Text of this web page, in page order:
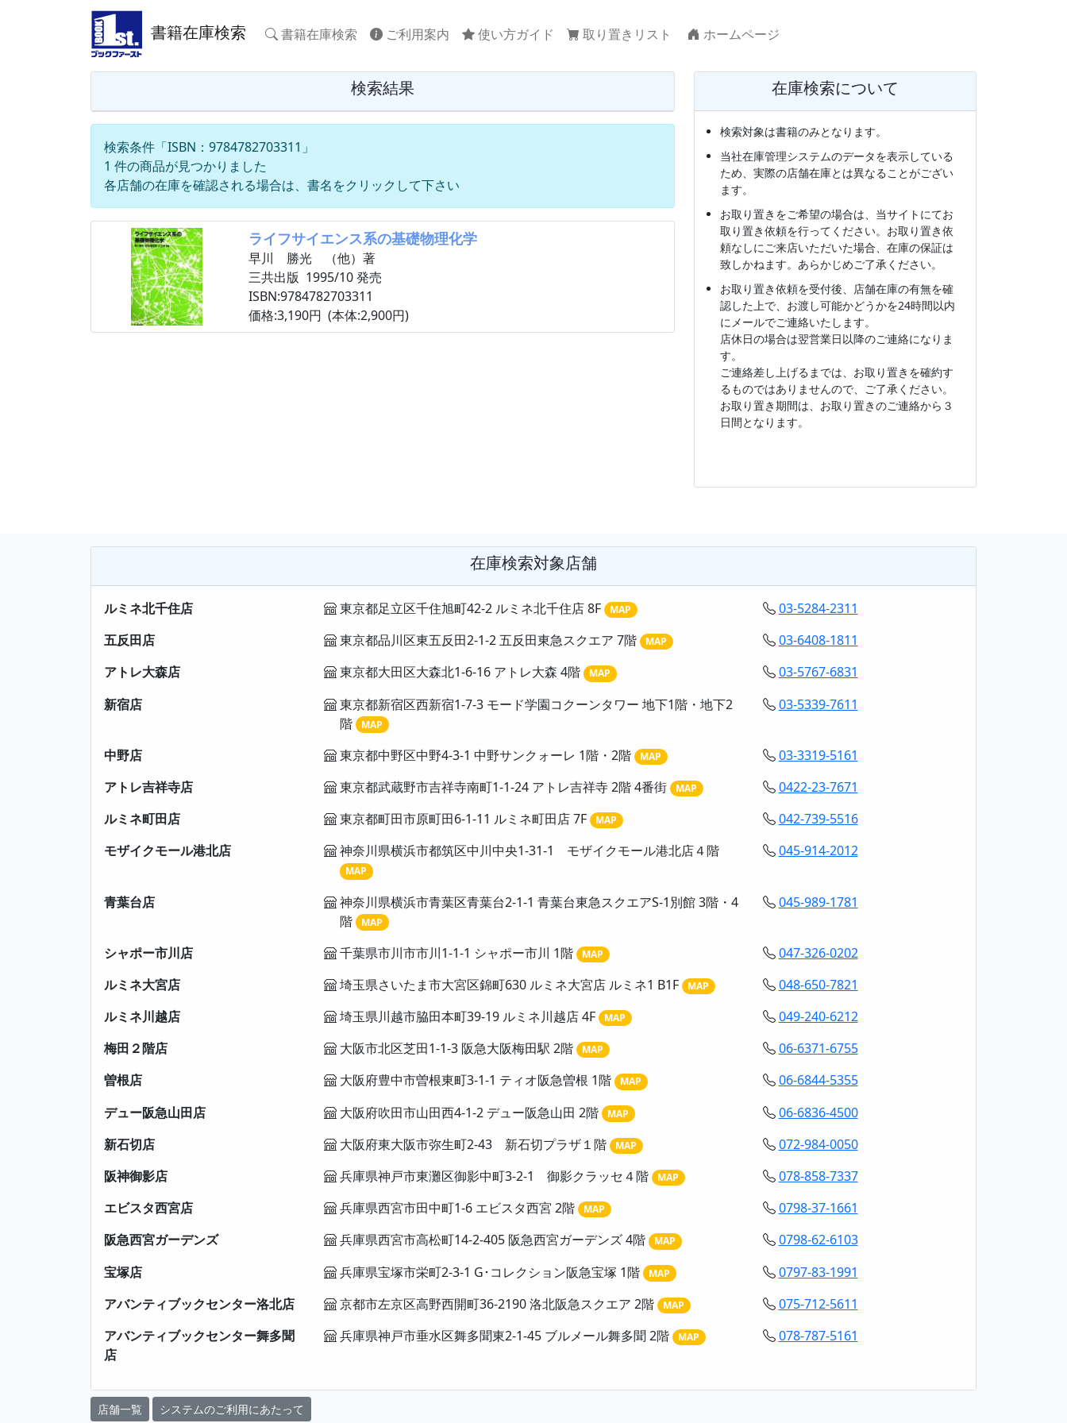
書籍在庫検索 書籍在庫検索 ご利用案内 使い方ガイド 取り置きリスト ホームページ
検索結果
検索条件「ISBN：9784782703311」
1 件の商品が見つかりました
各店舗の在庫を確認される場合は、書名をクリックして下さい
ライフサイエンス系の基礎物理化学
早川 勝光 （他）著
三共出版 1995/10 発売
ISBN:9784782703311
価格:3,190円 (本体:2,900円)
在庫検索について
検索対象は書籍のみとなります。
当社在庫管理システムのデータを表示している
ため、実際の店舗在庫とは異なることがござい
ます。
お取り置きをご希望の場合は、当サイトにてお
取り置き依頼を行ってください。お取り置き依
頼なしにご来店いただいた場合、在庫の保証は
致しかねます。あらかじめご了承ください。
お取り置き依頼を受付後、店舗在庫の有無を確
認した上で、お渡し可能かどうかを24時間以内
にメールでご連絡いたします。
店休日の場合は翌営業日以降のご連絡になりま
す。
ご連絡差し上げるまでは、お取り置きを確約す
るものではありませんので、ご了承ください。
お取り置き期間は、お取り置きのご連絡から３
日間となります。
在庫検索対象店舗
ルミネ北千住店 東京都足立区千住旭町42-2 ルミネ北千住店 8F MAP
03-5284-2311
五反田店
東京都品川区東五反田2-1-2 五反田東急スクエア 7階 MAP
03-6408-1811
アトレ大森店
東京都大田区大森北1-6-16 アトレ大森 4階 MAP
03-5767-6831
新宿店
東京都新宿区西新宿1-7-3 モード学園コクーンタワー 地下1階・地下2
階
MAP
03-5339-7611
中野店 東京都中野区中野4-3-1 中野サンクォーレ 1階・2階 MAP
03-3319-5161
アトレ吉祥寺店
東京都武蔵野市吉祥寺南町1-1-24 アトレ吉祥寺 2階 4番街 MAP
0422-23-7671
ルミネ町田店
東京都町田市原町田6-1-11 ルミネ町田店 7F MAP
042-739-5516
モザイクモール港北店
神奈川県横浜市都筑区中川中央1-31-1 モザイクモール港北店４階
MAP
045-914-2012
青葉台店
神奈川県横浜市青葉区青葉台2-1-1 青葉台東急スクエアS-1別館 3階・4
階
MAP
045-989-1781
シャポー市川店 千葉県市川市市川1-1-1 シャポー市川 1階 MAP
047-326-0202
ルミネ大宮店
埼玉県さいたま市大宮区錦町630 ルミネ大宮店 ルミネ1 B1F MAP
048-650-7821
ルミネ川越店
埼玉県川越市脇田本町39-19 ルミネ川越店 4F MAP
049-240-6212
梅田２階店
大阪市北区芝田1-1-3 阪急大阪梅田駅 2階 MAP
06-6371-6755
曽根店
大阪府豊中市曽根東町3-1-1 ティオ阪急曽根 1階 MAP
06-6844-5355
デュー阪急山田店
大阪府吹田市山田西4-1-2 デュー阪急山田 2階 MAP
06-6836-4500
新石切店
大阪府東大阪市弥生町2-43 新石切プラザ１階 MAP
072-984-0050
阪神御影店
兵庫県神戸市東灘区御影中町3-2-1 御影クラッセ４階 MAP
078-858-7337
エビスタ西宮店
兵庫県西宮市田中町1-6 エビスタ西宮 2階 MAP
0798-37-1661
阪急西宮ガーデンズ
兵庫県西宮市高松町14-2-405 阪急西宮ガーデンズ 4階 MAP
0798-62-6103
宝塚店
兵庫県宝塚市栄町2-3-1 G･コレクション阪急宝塚 1階 MAP
0797-83-1991
アバンティブックセンター洛北店
京都市左京区高野西開町36-2190 洛北阪急スクエア 2階 MAP
075-712-5611
アバンティブックセンター舞多聞
店
兵庫県神戸市垂水区舞多聞東2-1-45 ブルメール舞多聞 2階 MAP 078-787-5161
店舗一覧 システムのご利用にあたって